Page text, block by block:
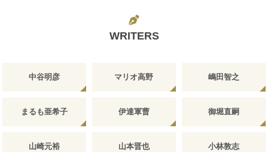
WRITERS
中谷明彦 マリオ高野 嶋田智之
まるも亜希子 伊達軍曹 御堀直嗣
山崎元裕 山本晋也 小林敦志